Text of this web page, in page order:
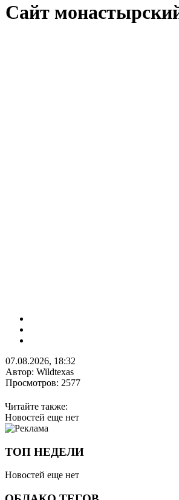
Сайт
07.08.2026, 18:32
Автор: Wildtexas
Просмотров: 2577
Читайте также:
Новостей еще нет
ТОП НЕДЕЛИ
Новостей еще нет